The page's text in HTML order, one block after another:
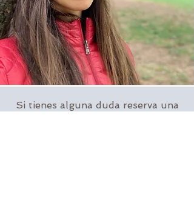
Si tienes alguna duda reserva una